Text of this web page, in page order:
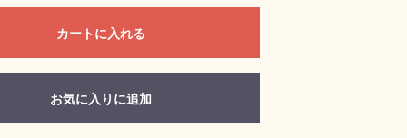
カートに入れる
お気に入りに追加